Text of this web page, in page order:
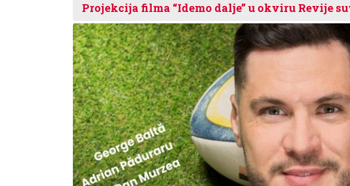
Projekcija filma “Idemo dalje” u okviru Revije